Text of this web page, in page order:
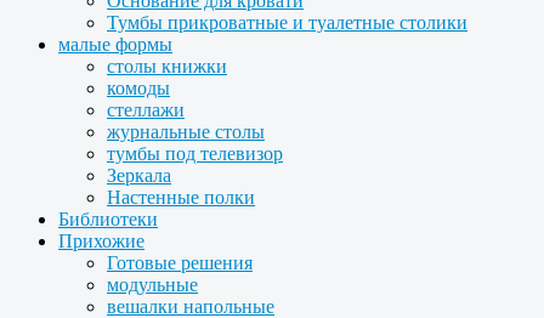
Тумбы прикроватные и туалетные столики
малые формы
столы книжки
комоды
стеллажи
журнальные столы
тумбы под телевизор
Зеркала
Настенные полки
Библиотеки
Прихожие
Готовые решения
модульные
вешалки напольные